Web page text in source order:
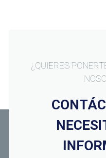
¿QUIERES